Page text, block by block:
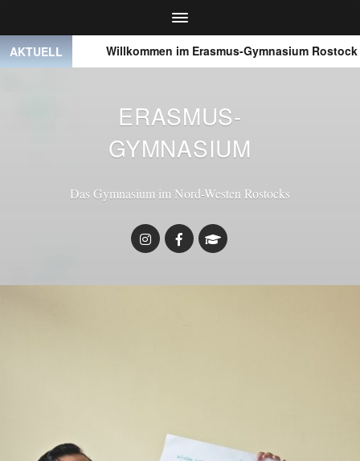
AKTUELL
● ● ● Willkommen im Erasmus-Gymnasium Rostock
ERASMUS-
GYMNASIUM
Das Gymnasium im Nord-Westen Rostocks